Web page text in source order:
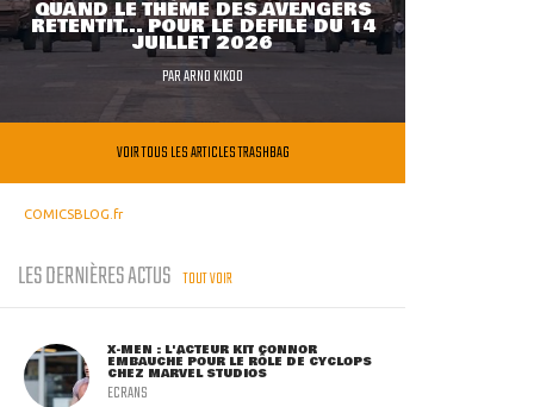
QUAND LE THÈME DES AVENGERS
RETENTIT... POUR LE DÉFILÉ DU 14
JUILLET 2026
PARARNO KIKOO
VOIR TOUS LES ARTICLES TRASHBAG
COMICSBLOG.fr
LES DERNIÈRES ACTUS TOUT VOIR
X-MEN : L'ACTEUR KIT CONNOR
EMBAUCHÉ POUR LE RÔLE DE CYCLOPS
CHEZ MARVEL STUDIOS
ECRANS